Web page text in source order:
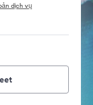
dịch vụ